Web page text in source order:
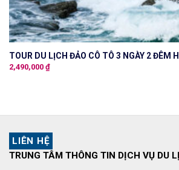
TOUR DU LỊCH ĐẢO CÔ TÔ 3 NGÀY 2 ĐÊM
2,490,000 ₫
LIÊN HỆ
TRUNG TÂM THÔNG TIN DỊCH VỤ DU